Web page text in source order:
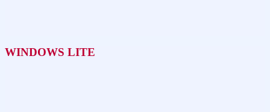
WINDOWS LITE